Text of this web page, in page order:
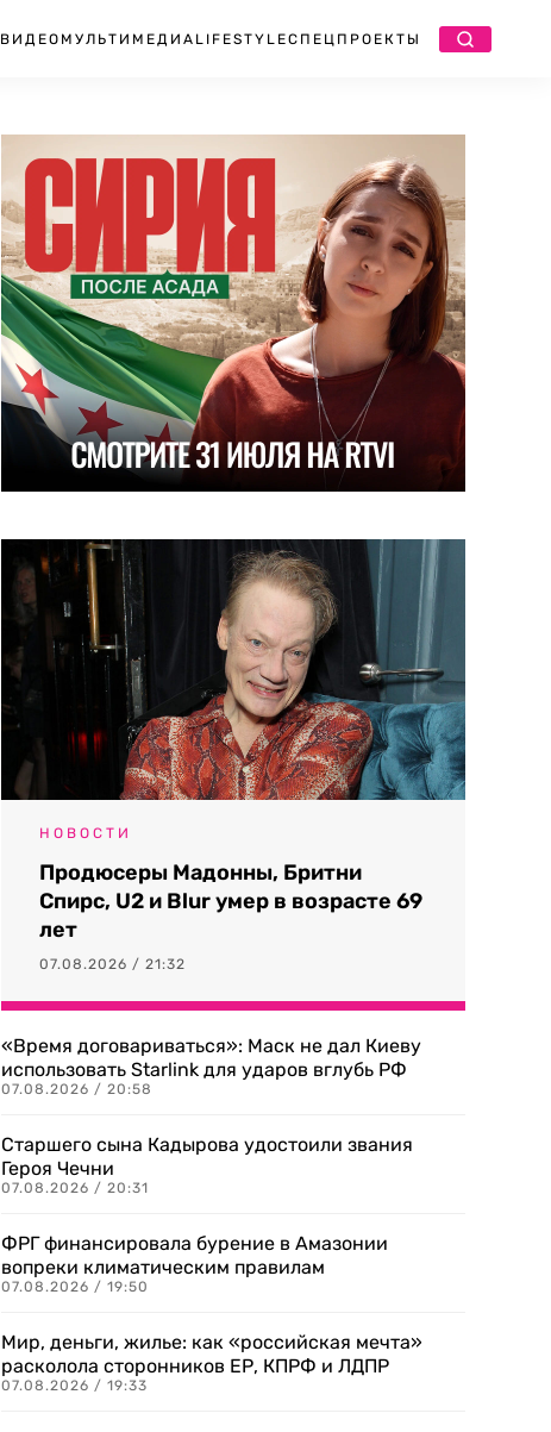
ВИДЕО МУЛЬТИМЕДИА LIFESTYLEСПЕЦПРОЕКТЫ
НОВОСТИ
Продюсеры Мадонны, Бритни
Спирс, U2 и Blur умер в возрасте 69
лет
07.08.2026 / 21:32
«Время договариваться»: Маск не дал Киеву
использовать Starlink для ударов вглубь РФ
07.08.2026 / 20:58
Старшего сына Кадырова удостоили звания
Героя Чечни
07.08.2026 / 20:31
ФРГ финансировала бурение в Амазонии
вопреки климатическим правилам
07.08.2026 / 19:50
Мир, деньги, жилье: как «российская мечта»
расколола сторонников ЕР, КПРФ и ЛДПР
07.08.2026 / 19:33